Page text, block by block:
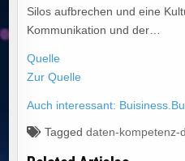
Silos aufbrechen und eine
Kommunikation und der…
Quelle
Zur Quelle
Auch interessant:
Taggeddaten-kompetenz-